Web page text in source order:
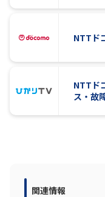
NTTド
NTTド
ス・故
関連情報